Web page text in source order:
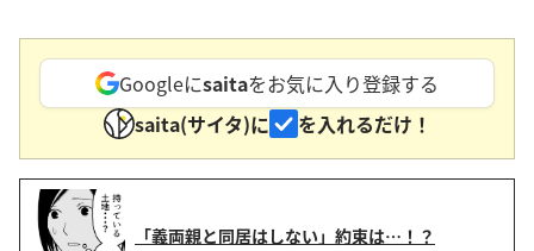
Googleにsaitaをお気に入り登録する
saita(サイタ)に
を入れるだけ！
「義両親と同居はしない」約束は…！？